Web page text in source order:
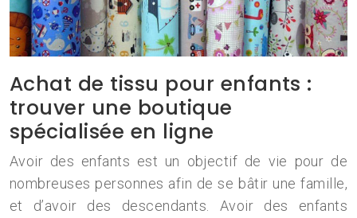
Achat de tissu pour enfants :
trouver une boutique
spécialisée en ligne
Avoir des enfants est un objectif de vie pour de
nombreuses personnes afin de se bâtir une famille,
et d’avoir des descendants. Avoir des enfants